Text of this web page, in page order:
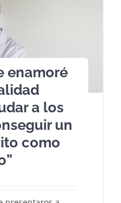
enamoré
a los
un
como